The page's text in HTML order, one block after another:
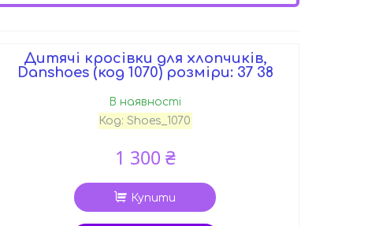
Дитячі кросівки для хлопчиків,
Danshoes (код 1070) розміри: 37 38
В наявності
Код: Shoes_1070
1 300 ₴
Купити